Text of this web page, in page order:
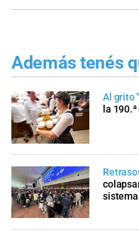
Además tenés
Al grito
la